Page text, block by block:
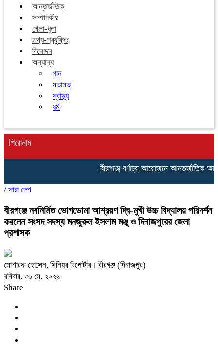
আন্তর্জাতিক
সম্পাদকীয়
খেলা-ধুলা
তথ্য-প্রযুক্তি
বিনোদন
অন্যান্য
গান
মতামত
স্বাস্থ্য
ধর্ম
শিরোনাম
বীরগঞ্জে বর্ণাঢ্য আয়োজনে আন্তর্জাতিক
/ সারা দেশ
বীরগঞ্জে নবনির্মিত ভোগডোমা আশ্রয়ণ দ্বি-মুখী উচ্চ বিদ্যালয় পরিদর্শন
করলেন সংসদ সদস্য মনজুরুল ইসলাম মঞ্জু ও দিনাজপুরের জেলা
প্রশাসক
মোশারফ হোসেন, সিনিয়র রিপোর্টার। বীরগঞ্জ (দিনাজপুর)
রবিবার, ৩১ মে, ২০২৬
Share